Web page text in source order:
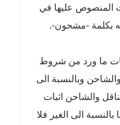
المنصوص عليها في
ما ورد من شروط
وبالنسبة الى
والشاحن اثبات
الى الغير فلا